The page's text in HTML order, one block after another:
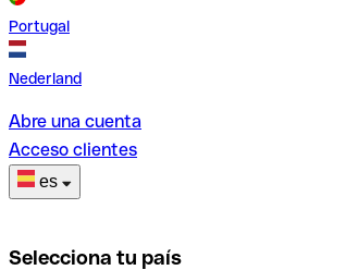
Portugal
Nederland
Abre una cuenta
Acceso clientes
es
Selecciona tu país